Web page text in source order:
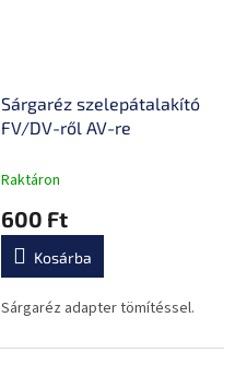
Sárgaréz szelepátalakító
FV/DV-ről AV-re
Raktáron
600 Ft
Kosárba
Sárgaréz adapter tömítéssel.